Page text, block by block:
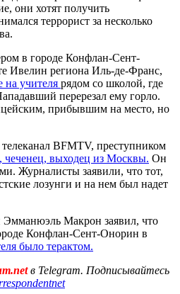
они хотят получить
террорист за несколько
в городе Конфлан-Сент-
Ивелин региона Иль-де-Франс,
на учителя рядом со школой, где
перерезал ему горло.
прибывшим на место, но
BFMTV, преступником
чеченец, выходец из Москвы. Он
Журналисты заявили, что тот,
лозунги и на нем был надет
Макрон заявил, что
Конфлан-Сент-Онорин в
было терактом.
в Telegram. Подписывайтесь